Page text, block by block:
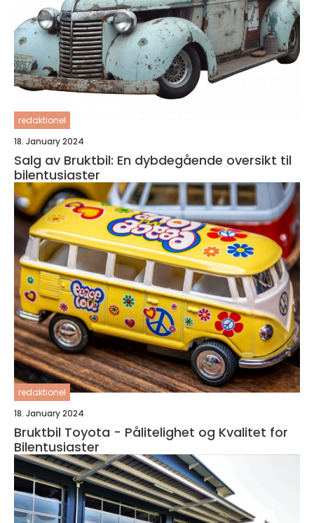
redaktionel
18. January 2024
Salg av Bruktbil: En dybdegående oversikt til
bilentusiaster
redaktionel
18. January 2024
Bruktbil Toyota - Pålitelighet og Kvalitet for
Bilentusiaster